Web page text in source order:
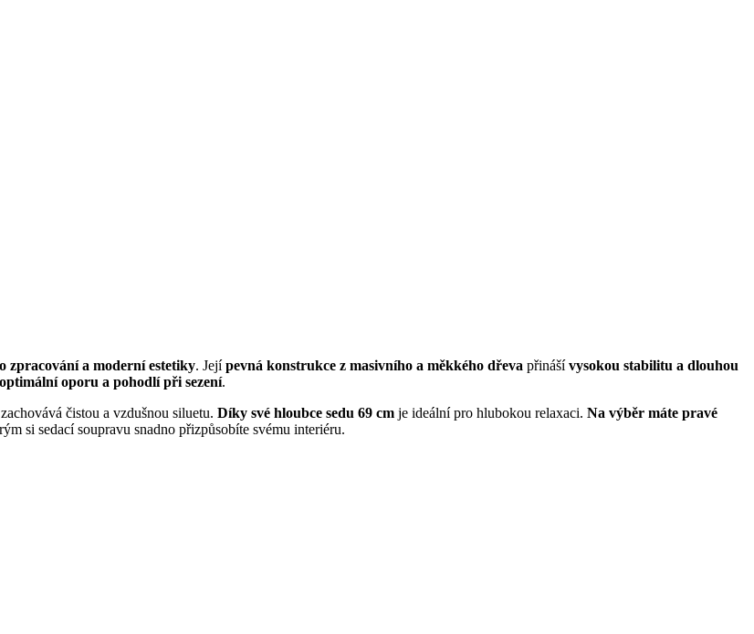
zpracování a moderní estetiky. Jejípevná konstrukce z masivního a měkkého dřeva přinášívysokou stabilitu a dlouhou
optimální oporu a pohodlí při sezení.
čistou a vzdušnou siluetu. Díky své hloubce sedu 69 cm je ideální pro hlubokou relaxaci. Na výběr máte pravé
si sedací soupravu snadno přizpůsobíte svému interiéru.